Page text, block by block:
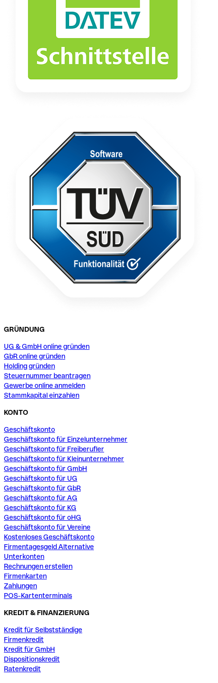
GRÜNDUNG
UG & GmbH online gründen
GbR online gründen
Holding gründen
Steuernummer beantragen
Gewerbe online anmelden
Stammkapital einzahlen
KONTO
Geschäftskonto
Geschäftskonto für Einzelunternehmer
Geschäftskonto für Freiberufler
Geschäftskonto für Kleinunternehmer
Geschäftskonto für GmbH
Geschäftskonto für UG
Geschäftskonto für GbR
Geschäftskonto für AG
Geschäftskonto für KG
Geschäftskonto für oHG
Geschäftskonto für Vereine
Kostenloses Geschäftskonto
Firmentagesgeld Alternative
Unterkonten
Rechnungen erstellen
Firmenkarten
Zahlungen
POS-Kartenterminals
KREDIT & FINANZIERUNG
Kredit für Selbstständige
Firmenkredit
Kredit für GmbH
Dispositionskredit
Ratenkredit